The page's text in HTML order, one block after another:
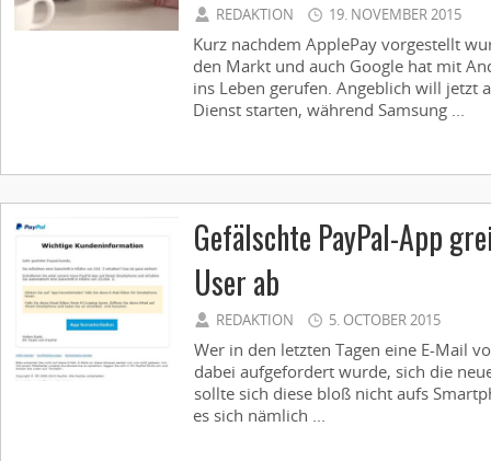
REDAKTION 19. NOVEMBER 2015
Kurz nachdem ApplePay vorgestellt
den Markt und auch Google hat mit
ins Leben gerufen. Angeblich will jetzt
Dienst starten, während Samsung ...
Gefälschte PayPal-App
User ab
REDAKTION 5. OCTOBER 2015
Wer in den letzten Tagen eine E-Mail
dabei aufgefordert wurde, sich die
sollte sich diese bloß nicht aufs
es sich nämlich ...